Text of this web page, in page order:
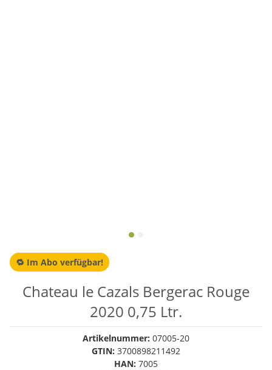
Chateau le Cazals Bergerac Rouge
2020 0,75 Ltr.
🔁 Im Abo verfügbar!
Artikelnummer: 07005-20
GTIN: 3700898211492
HAN: 7005